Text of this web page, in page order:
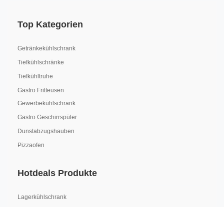
Top Kategorien
Getränkekühlschrank
Tiefkühlschränke
Tiefkühltruhe
Gastro Fritteusen
Gewerbekühlschrank
Gastro Geschirrspüler
Dunstabzugshauben
Pizzaofen
Hotdeals Produkte
Lagerkühlschrank